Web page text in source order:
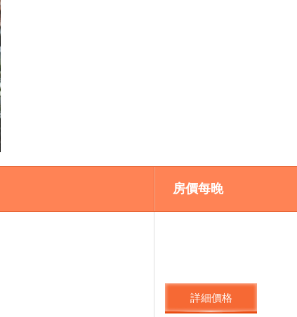
房價每晚
詳細價格